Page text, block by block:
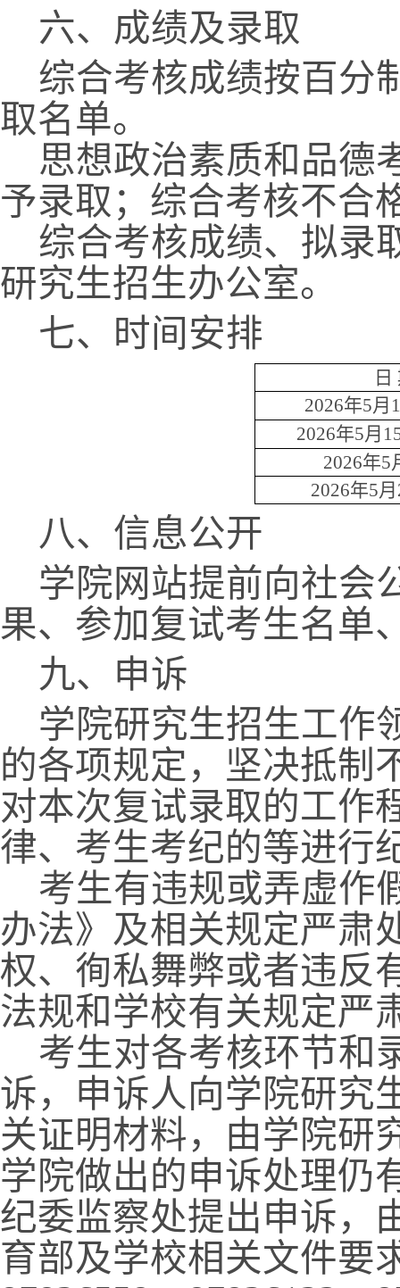
六、成绩及录取
综合考核成绩按百分
取名单。
思想政治素质和品德
予录取；综合考核不合
综合考核成绩、拟录
研究生招生办公室。
七、时间安排
日
2026年5月
2026年5月
2026年5
2026年5月
八、信息公开
学院网站提前向社会
果、参加复试考生名单
九、申诉
学院研究生招生工作
的各项规定，坚决抵制
对本次复试录取的工作
律、考生考纪的等进行
考生有违规或弄虚作
办法》及相关规定严肃
权、徇私舞弊或者违反
法规和学校有关规定严
考生对各考核环节和
诉，申诉人向学院研究
关证明材料，由学院研
学院做出的申诉处理仍
纪委监察处提出申诉，
育部及学校相关文件要